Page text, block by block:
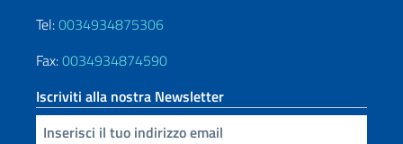
Tel:0034934875306
Fax:0034934874590
Iscriviti alla nostra Newsletter
Inserisci la tua email